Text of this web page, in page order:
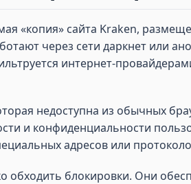
«копия» сайта Kraken,
через сети даркнет или
интернет-
недоступна из обычных
и конфиденциальности
адресов или
обходить блокировки. Они